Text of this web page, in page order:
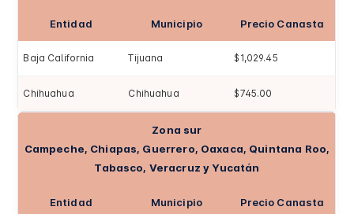
Entidad Municipio Precio Canasta
Baja California Tijuana $1,029.45
Chihuahua Chihuahua $745.00
Zona sur
Campeche, Chiapas, Guerrero, Oaxaca, Quintana Roo,
Tabasco, Veracruz y Yucatán
Entidad Municipio Precio Canasta